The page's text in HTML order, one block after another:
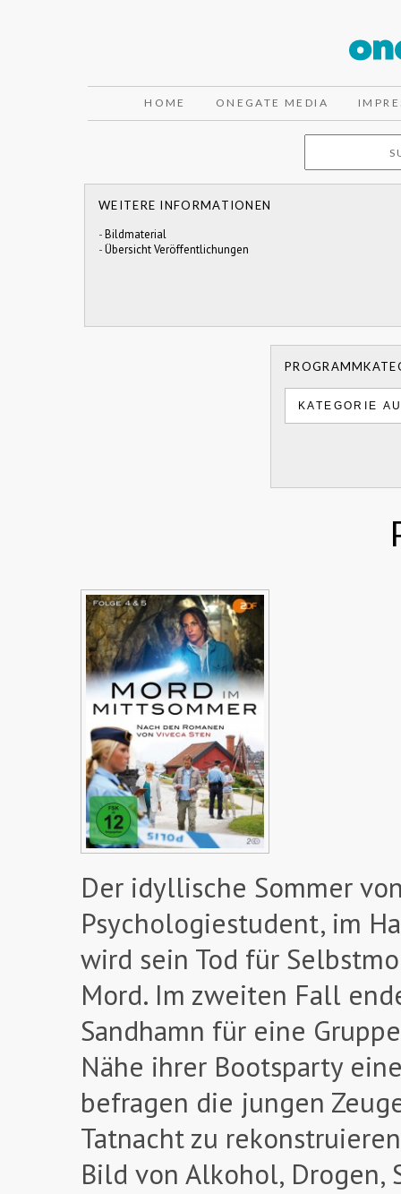
HOME ONEGATE MEDIA
WEITERE INFORMATIONEN
-Bildmaterial
-Übersicht Veröffentlichungen
Der idyllische Sommer
Psychologiestudent, im
wird sein Tod für
Mord. Im zweiten Fall
Sandhamn für eine
Nähe ihrer Bootsparty
befragen die jungen
Tatnacht zu
Bild von Alkohol, Drogen,